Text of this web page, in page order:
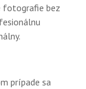
fotografie bez
prípade sa